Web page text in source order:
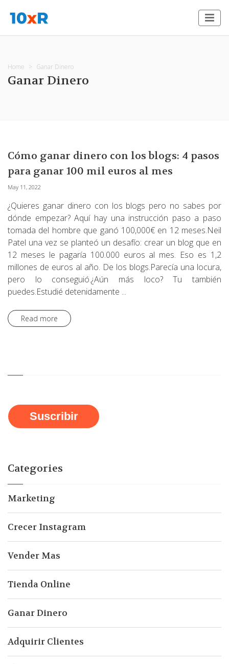
Home Ganar Dinero
Ganar Dinero
Cómo ganar dinero con los blogs: 4 pasos
para ganar 100 mil euros al mes
May 11, 2022
¿Quieres ganar dinero con los blogs pero no sabes por
dónde empezar? Aquí hay una instrucción paso a paso
tomada del hombre que ganó 100,000€ en 12 meses.Neil
Patel una vez se planteó un desafío: crear un blog que en
12 meses le pagaría 100.000 euros al mes. Eso es 1,2
millones de euros al año. De los blogs.Parecía una locura,
pero lo conseguió.¿Aún más loco? Tu también
puedes.Estudié detenidamente ...
Read more
Suscribir
Categories
Marketing
Crecer Instagram
Vender Mas
Tienda Online
Ganar Dinero
Adquirir Clientes